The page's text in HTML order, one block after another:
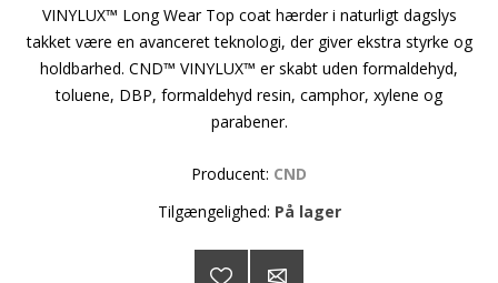
VINYLUX™ Long Wear Top coat hærder i naturligt dagslys
takket være en avanceret teknologi, der giver ekstra styrke og
holdbarhed. CND™ VINYLUX™ er skabt uden formaldehyd,
toluene, DBP, formaldehyd resin, camphor, xylene og
parabener.
Producent: CND
Tilgængelighed: På lager